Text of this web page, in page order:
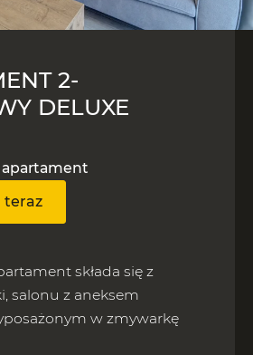
2-
DELUXE
apartament
teraz
składa się z
salonu z aneksem
w zmywarkę